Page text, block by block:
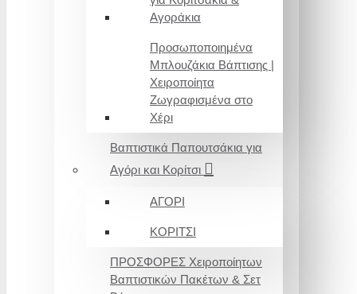
Αγοράκια
Προσωποποιημένα
Μπλουζάκια Βάπτισης |
Χειροποίητα
Ζωγραφισμένα στο
Χέρι
Βαπτιστικά Παπουτσάκια για
Αγόρι και Κορίτσι
ΑΓΟΡΙ
ΚΟΡΙΤΣΙ
ΠΡΟΣΦΟΡΕΣ Χειροποίητων
Βαπτιστικών Πακέτων & Σετ